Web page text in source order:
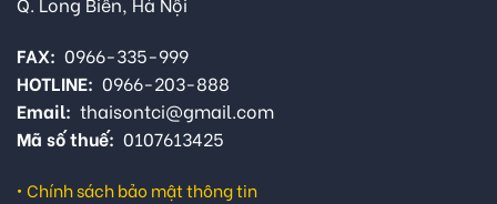
FAX: 0966-335-999
HOTLINE: 0966-203-888
Email: thaisontci@gmail.com
Mã số thuế: 0107613425
• Chính sách bảo mật thông tin